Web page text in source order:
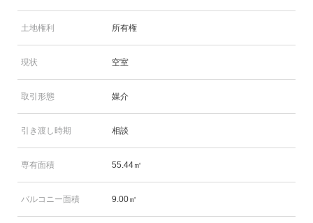
土地権利 所有権
現状 空室
取引形態 媒介
引き渡し時期 相談
専有面積 55.44㎡
バルコニー面積 9.00㎡